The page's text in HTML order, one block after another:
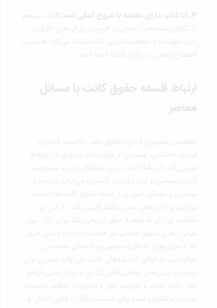
بله، مترجم
با نگارش مقدمه‌ای تحلیلی و افزودن پاورقی‌های دقیق به
درک خواننده از مفاهیم انتزاعی کانت کمک می‌کند. همچنین
اصطلاح‌نامه‌ای در پایان کتاب آمده است.
ارتباط فلسفه حقوق کانت با مسائل
معاصر
مفاهیمی همچون آزادی، حقوق بشر، حاکمیت قانون و
قرارداد اجتماعی، همچنان از موضوعات محوری در جوامع
امروزی‌اند. اندیشهٔ کانت درباره استقلال فردی، مشروعیت
قدرت سیاسی و ارزش کرامت انسانی، می‌تواند در تحلیل
بسیاری از مسائل امروزی از جمله حقوق اقلیت‌ها، عدالت
توزیعی و آزادی‌های مدنی نقش‌آفرین باشد. از این رو،
مطالعه این اثر نه فقط از منظر تاریخی بلکه برای درک بهتر
مبانی نظری حقوق معاصر نیز اهمیت دارد. در دنیای امروز
که با بحران‌های اخلاقی، سیاسی و اجتماعی متعددی
مواجه‌ایم، بازخوانی اندیشه‌های کانت می‌تواند بستری برای
بازسازی بنیان‌های عقلانی قانون‌گذاری و رفتار مدنی فراهم
کند. تأکید کانت بر اولویت عقل و اخلاق در تنظیم مناسبات
اجتماعی، الگویی مفید برای سیاست‌گذاران، قانون‌گذاران و